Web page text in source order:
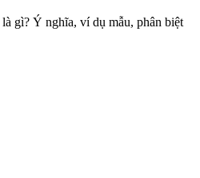
là gì? Ý nghĩa, ví dụ mẫu, phân biệt